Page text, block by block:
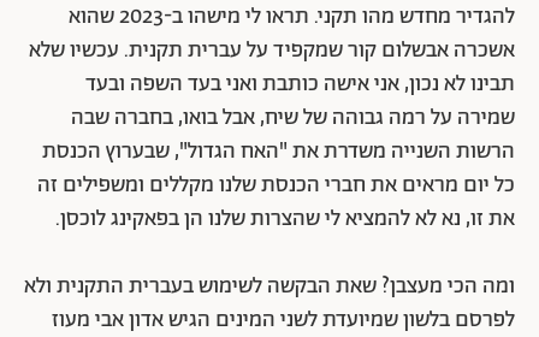
להגדיר מחדש מהו תקני. תראו לי מישהו ב-2023 שהוא
אשכרה אבשלום קור שמקפיד על עברית תקנית. עכשיו שלא
תבינו לא נכון, אני אישה כותבת ואני בעד השפה ובעד
שמירה על רמה גבוהה של שיח, אבל בואו, בחברה שבה
הרשות השנייה משדרת את "האח הגדול", שבערוץ הכנסת
כל יום מראים את חברי הכנסת שלנו מקללים ומשפילים זה
את זו, נא לא להמציא לי שהצרות שלנו הן בפאקינג לוכסן.
ומה הכי מעצבן? שאת הבקשה לשימוש בעברית התקנית ולא
לפרסם בלשון שמיועדת לשני המינים הגיש אדון אבי מעוז